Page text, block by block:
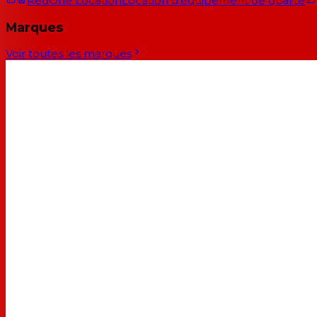
Marques
Voir toutes les marques